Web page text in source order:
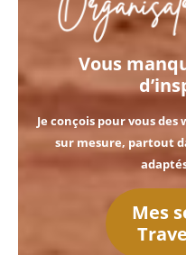
Vous
Je conçois pour vous des
sur mesure, partout
Mes